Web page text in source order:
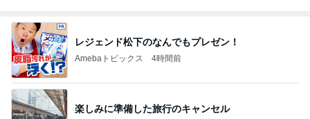
レジェンド松下のなんでもプレゼン！
Amebaトピックス 4時間前
楽しみに準備した旅行のキャンセル